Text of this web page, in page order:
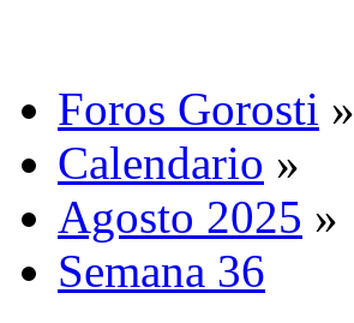
Foros Gorosti »
Calendario »
Agosto 2025 »
Semana 36